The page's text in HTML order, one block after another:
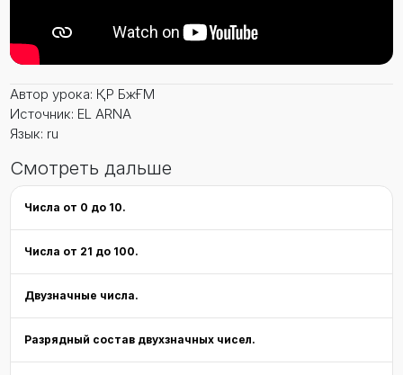
Автор урока: ҚР БжҒМ
Источник: EL ARNA
Язык: ru
Смотреть дальше
Числа от 0 до 10.
Числа от 21 до 100.
Двузначные числа.
Разрядный состав двухзначных чисел.